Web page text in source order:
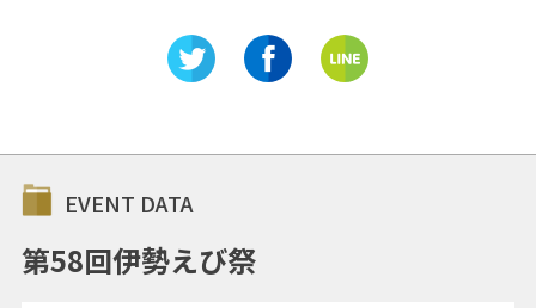
EVENT DATA
第58回伊勢えび祭